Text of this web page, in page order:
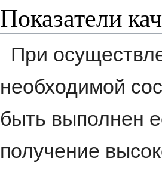
Показатели
При
необходимой
быть выполнен
получение